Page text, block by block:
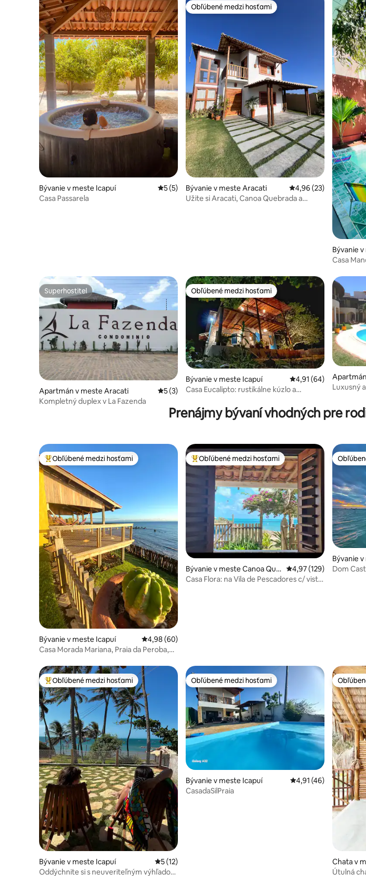
Bývanie v meste Icapuí Priemerné ohodnotenie 5 z 5, počet hodnotení: 5
5 (5)
Casa Passarela
Obľúbené medzi hosťami
Obľúbené medzi hosťami
Bývanie v meste Aracati Priemerné
4,96 (23)
Užite si Aracati, Canoa Quebrada a
Bývanie
rada
Casa
Superhostiteľ
Superhostiteľ
Apartmán v meste Aracati Priemerné ohodnotenie 5 z 5, počet hodnotení: 3
5 (3)
Kompletný duplex v La Fazenda
Obľúbené medzi hosťami
Obľúbené medzi hosťami
Bývanie v meste Icapuí Priemerné
4,91 (64)
Casa Eucalipto: rustikálne kúzlo a
ebrada
Luxusný
Prenájmy bývaní vhodných pre
Najobľúbenejšie medzi hosťami
Obľúbené medzi hosťami
Bývanie v meste Icapuí Priemerné ohodnotenie 4,98 z 5, počet hodnotení: 60
4,98 (60)
Casa Morada Mariana, Praia da Peroba,
Najobľúbenejšie medzi hosťami
Obľúbené medzi hosťami
Bývanie v meste Canoa Que
brada
Priemerné
4,97 (129)
Casa Flora: na Vila de Pescadores c/ vista
Bývanie
Dom
Najobľúbenejšie medzi hosťami
Obľúbené medzi hosťami
Bývanie v meste Icapuí Priemerné ohodnotenie 5 z 5, počet hodnotení: 12
5 (12)
Oddýchnite si s neuveriteľným výhľadom
Obľúbené medzi hosťami
Obľúbené medzi hosťami
Bývanie v meste Icapuí Priemerné
4,91 (46)
CasadaSilPraia
Chata v
ada
Útulná